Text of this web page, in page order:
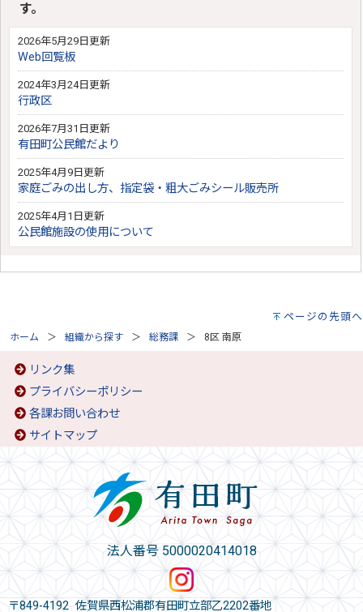
す。
2026年5月29日更新
Web回覧板
2024年3月24日更新
行政区
2026年7月31日更新
有田町公民館だより
2025年4月9日更新
家庭ごみの出し方、指定袋・粗大ごみシール販売所
2025年4月1日更新
公民館施設の使用について
ページの先頭へ
ホーム 組織から探す 総務課 8区 南原
リンク集
プライバシーポリシー
各課お問い合わせ
サイトマップ
法人番号 5000020414018
〒849-4192 佐賀県西松浦郡有田町立部乙2202番地